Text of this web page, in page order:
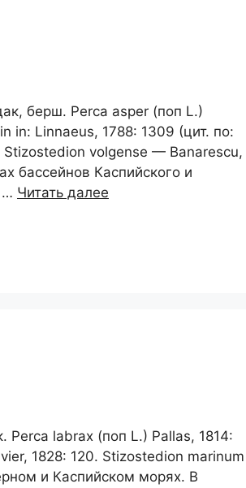
берш. Perca asper (поп L.)
in: Linnaeus, 1788: 1309 (цит. по:
Stizostedion volgense — Banarescu,
бассейнов Каспийского и
… Читать далее
Perca labrax (поп L.) Pallas, 1814:
1828: 120. Stizostedion marinum
и Каспийском морях. В